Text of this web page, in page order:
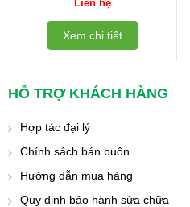
Liên hệ
Xem chi tiết
HỖ TRỢ KHÁCH HÀNG
Hợp tác đại lý
Chính sách bán buôn
Hướng dẫn mua hàng
Quy định bảo hành sửa chữa